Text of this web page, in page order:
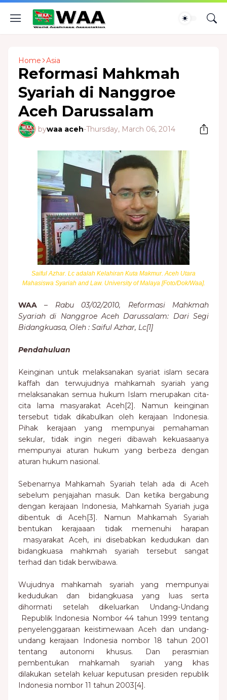
Home Asia
Reformasi Mahkmah
Syariah di Nanggroe
Aceh Darussalam
bywaa aceh-Thursday, March 06, 2014
Saiful Azhar. Lc adalah Kelahiran Kuta Makmur. Aceh Utara
Mahasiswa Syariah and Law. University of Malaya [Foto/Dok/Waa].
WAA– Rabu 03/02/2010, Reformasi Mahkmah
Syariah di Nanggroe Aceh Darussalam: Dari Segi
Bidangkuasa, Oleh : Saiful Azhar, Lc[1]
Pendahuluan
Keinginan untuk melaksanakan syariat islam secara
kaffah dan terwujudnya mahkamah syariah yang
melaksanakan semua hukum Islam merupakan cita-
cita lama masyarakat Aceh[2]. Namun keinginan
tersebut tidak dikabulkan oleh kerajaan Indonesia.
Pihak kerajaan yang mempunyai pemahaman
sekular, tidak ingin negeri dibawah kekuasaanya
mempunyai aturan hukum yang berbeza dengan
aturan hukum nasional.
Sebenarnya Mahkamah Syariah telah ada di Aceh
sebelum penjajahan masuk. Dan ketika bergabung
dengan kerajaan Indonesia, Mahkamah Syariah juga
dibentuk di Aceh[3]. Namun Mahkamah Syariah
bentukan kerajaaan tidak memenuhi harapan
masyarakat Aceh, ini disebabkan kedudukan dan
bidangkuasa mahkmah syariah tersebut sangat
terhad dan tidak berwibawa.
Wujudnya mahkamah syariah yang mempunyai
kedudukan dan bidangkuasa yang luas serta
dihormati setelah dikeluarkan Undang-Undang
Republik Indonesia Nombor 44 tahun 1999 tentang
penyelenggaraan keistimewaan Aceh dan undang-
undang kerajaan Indonesia nombor 18 tahun 2001
tentang autonomi khusus. Dan perasmian
pembentukan mahkamah syariah yang khas
dilakukan setelah keluar keputusan presiden republik
Indonesia nombor 11 tahun 2003[4].